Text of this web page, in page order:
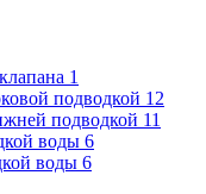
1
подводкой 12
подводкой 11
воды 6
воды 6